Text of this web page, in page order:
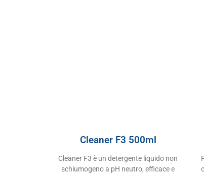
Cleaner F3 500ml
Cleaner F3 è un detergente liquido non
schiumogeno a pH neutro, efficace e